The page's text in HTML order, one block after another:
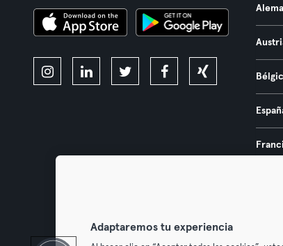
Adaptaremos tu experiencia